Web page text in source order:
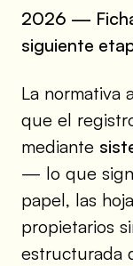
2026 —
siguiente
La normativa
que el
mediante
— lo que
papel, las
propietarios
estructurada